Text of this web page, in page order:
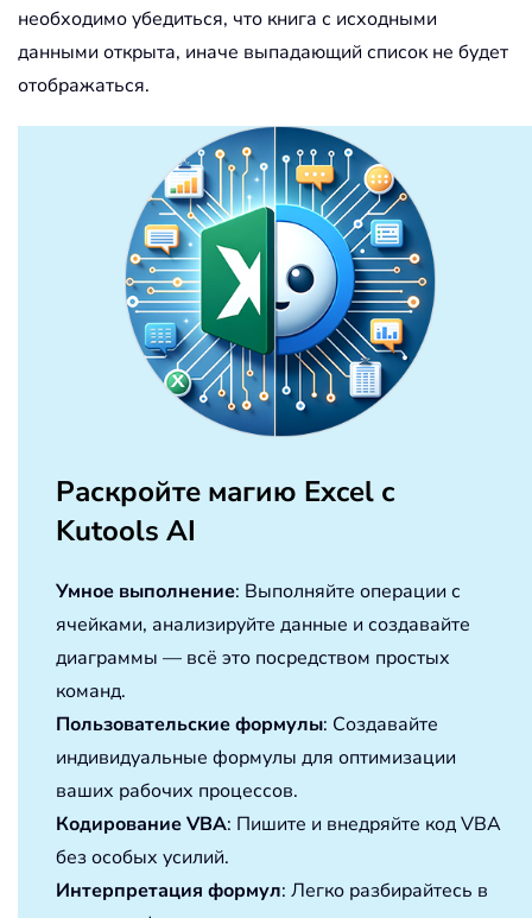
необходимо убедиться, что книга с исходными
данными открыта, иначе выпадающий список не будет
отображаться.
Раскройте магию Excel с
Kutools AI
Умное выполнение: Выполняйте операции с
ячейками, анализируйте данные и создавайте
диаграммы — всё это посредством простых
команд.
Пользовательские формулы: Создавайте
индивидуальные формулы для оптимизации
ваших рабочих процессов.
Кодирование VBA: Пишите и внедряйте код VBA
без особых усилий.
Интерпретация формул: Легко разбирайтесь в